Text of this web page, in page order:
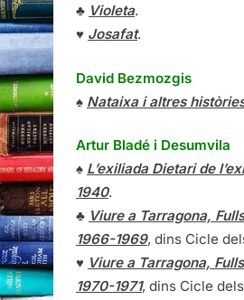
♣ Violeta.
♥ Josafat.
David Bezmozgis
♠ Nataixa i altres
Artur Bladé i Desumvila
♠ L’exiliada Dietari de
1940.
♣ Viure a Tarragona,
1966-1969, dins Cicle
♥ Viure a Tarragona,
1970-1971, dins Cicle